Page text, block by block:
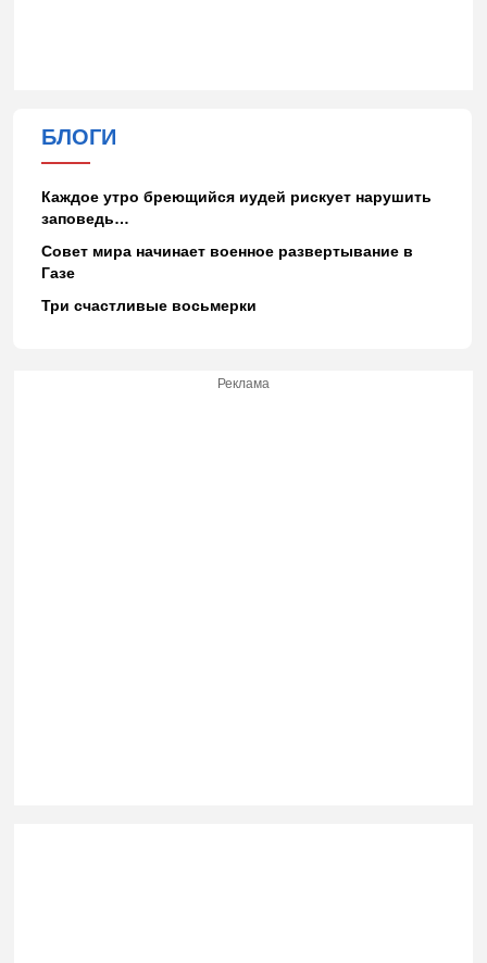
БЛОГИ
Каждое утро бреющийся иудей рискует нарушить
заповедь…
Совет мира начинает военное развертывание в
Газе
Три счастливые восьмерки
Реклама